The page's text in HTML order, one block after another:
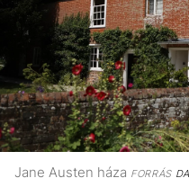
Jane Austen háza FORRÁS